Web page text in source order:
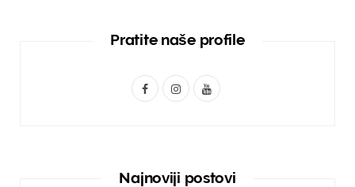
Pratite naše profile
F
I
t
Y
T
Najnoviji postovi